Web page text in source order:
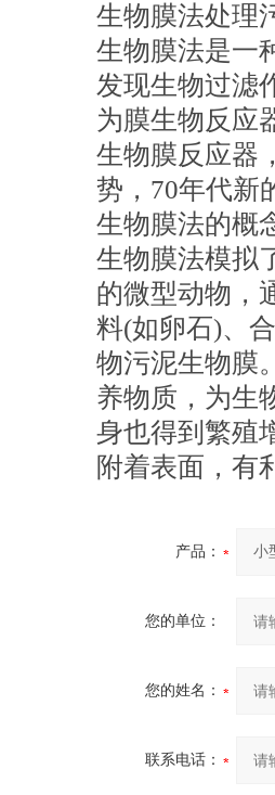
生物膜法处理
生物膜法是一
发现生物过滤
为膜生物反应
生物膜反应器
势，70年代新
生物膜法的概
生物膜法模拟
的微型动物，
料(如卵石)、
物污泥生物膜
养物质，为生
身也得到繁殖
附着表面，有
产品：
您的单位：
您的姓名：
联系电话：